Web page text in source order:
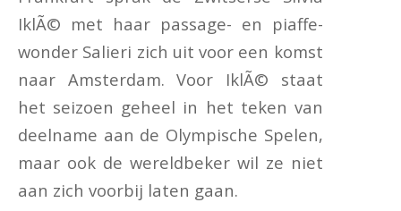
IklÃ© met haar passage- en piaffe-
wonder Salieri zich uit voor een komst
naar Amsterdam. Voor IklÃ© staat
het seizoen geheel in het teken van
deelname aan de Olympische Spelen,
maar ook de wereldbeker wil ze niet
aan zich voorbij laten gaan.